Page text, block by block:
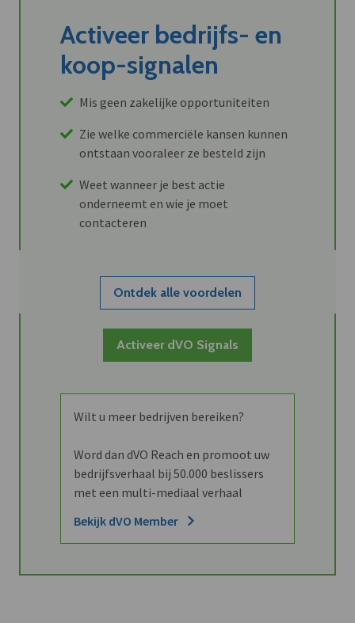
Activeer bedrijfs- en
koop-signalen
Mis geen zakelijke opportuniteiten
Zie welke commerciële kansen kunnen
ontstaan vooraleer ze besteld zijn
Weet wanneer je best actie
onderneemt en wie je moet
contacteren
Ontdek alle voordelen
Activeer dVO Signals
Wilt u meer bedrijven bereiken?
Word dan dVO Reach en promoot uw
bedrijfsverhaal bij 50.000 beslissers
met een multi-mediaal verhaal
Bekijk dVO Member